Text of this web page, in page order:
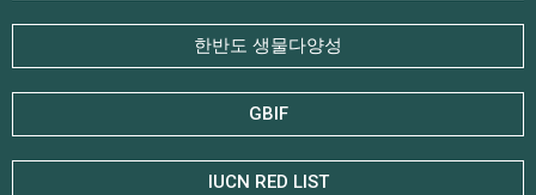
한반도 생물다양성
GBIF
IUCN RED LIST